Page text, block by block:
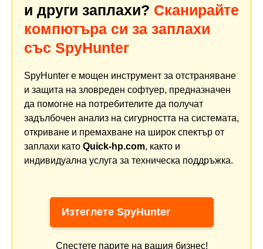
и други заплахи? Сканирайте
компютъра си за заплахи
със SpyHunter
SpyHunter е мощен инструмент за отстраняване
и защита на зловреден софтуер, предназначен
да помогне на потребителите да получат
задълбочен анализ на сигурността на системата,
откриване и премахване на широк спектър от
заплахи като Quick-hp.com, както и
индивидуална услуга за техническа поддръжка.
Изтеглете SpyHunter
Спестете парите на вашия бизнес!